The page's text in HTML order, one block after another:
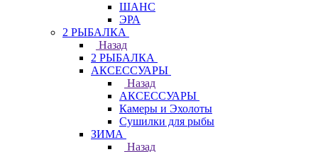
ШАНС
ЭРА
2 РЫБАЛКА
Назад
2 РЫБАЛКА
АКСЕССУАРЫ
Назад
АКСЕССУАРЫ
Камеры и Эхолоты
Сушилки для рыбы
ЗИМА
Назад